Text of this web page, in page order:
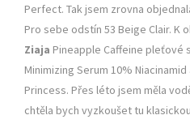
Perfect. Tak jsem zrovna
Pro sebe odstín 53 Beige Clair. K
Ziaja Pineapple Caffeine pleťové
Minimizing Serum 10% Niacinamid
Princess. Přes léto jsem měla
chtěla bych vyzkoušet tu